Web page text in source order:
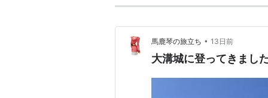
馬鹿琴の旅立ち • 13日前
大溝城に登ってきまし